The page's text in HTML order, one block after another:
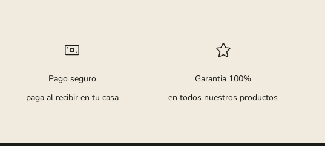
Pago seguro
paga al recibir en tu casa
Garantia 100%
en todos nuestros productos